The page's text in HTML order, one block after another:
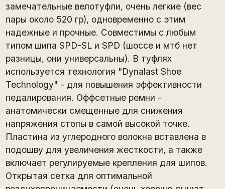
замечательные велотуфли, очень легкие (вес
пары около 520 гр), одновременно с этим
надежные и прочные. Совместимы с любым
типом шипа SPD-SL и SPD (шоссе и мтб нет
разницы, они универсальны). В туфлях
используется технология "Dynalast Shoe
Technology" - для повышения эффективности
педалирования. Оффсетные ремни -
анатомически смещенные для снижения
напряжения стопы в самой высокой точке.
Пластина из углеродного волокна вставлена ​​в
подошву для увеличения жесткости, а также
включает регулируемые крепления для шипов.
Открытая сетка для оптимальной